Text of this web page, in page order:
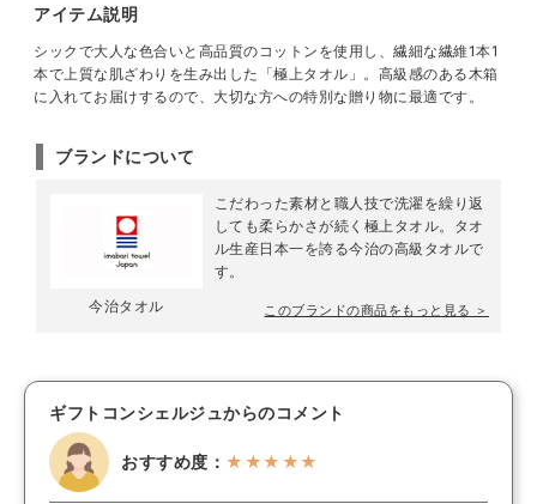
アイテム説明
シックで大人な色合いと高品質のコットンを使用し、繊細な繊維1本1
本で上質な肌ざわりを生み出した「極上タオル」。高級感のある木箱
に入れてお届けするので、大切な方への特別な贈り物に最適です。
ブランドについて
今治タオル
こだわった素材と職人技で洗濯を繰り返
しても柔らかさが続く極上タオル。タオ
ル生産日本一を誇る今治の高級タオルで
す。
このブランドの商品をもっと見る ＞
ギフトコンシェルジュからのコメント
おすすめ度： ★★★★★